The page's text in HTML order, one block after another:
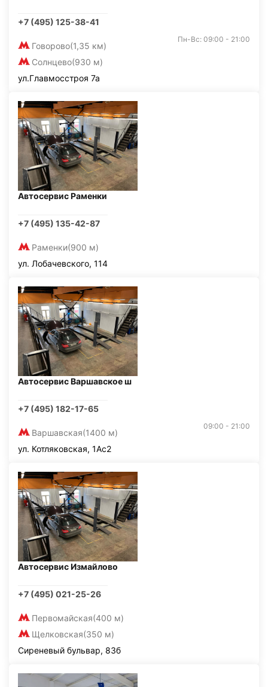
+7 (495) 125-38-41
Говорово(1,35 км)
Солнцево(930 м)
Пн-Вс: 09:00 - 21:00
ул.Главмосстроя 7а
Автосервис Раменки
+7 (495) 135-42-87
Раменки(900 м)
ул. Лобачевского, 114
Автосервис Варшавское ш
+7 (495) 182-17-65
Варшавская(1400 м)
09:00 - 21:00
ул. Котляковская, 1Ас2
Автосервис Измайлово
+7 (495) 021-25-26
Первомайская(400 м)
Щелковская(350 м)
Сиреневый бульвар, 83б